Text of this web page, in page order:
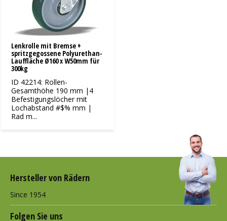
Lenkrolle mit Bremse +
spritzgegossene Polyurethan-
Lauffläche Ø160 x W50mm für
300kg
ID 42214: Rollen-
Gesamthöhe 190 mm |4
Befestigungslöcher mit
Lochabstand #$% mm |
Rad m...
Hersteller von Rädern
Since 1954
Folgen Sie uns